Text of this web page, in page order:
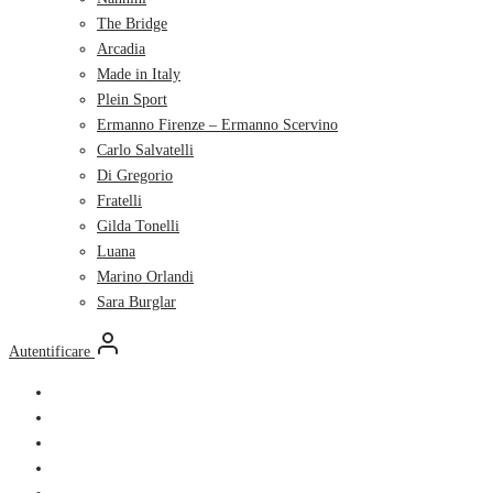
The Bridge
Arcadia
Made in Italy
Plein Sport
Ermanno Firenze – Ermanno Scervino
Carlo Salvatelli
Di Gregorio
Fratelli
Gilda Tonelli
Luana
Marino Orlandi
Sara Burglar
Autentificare